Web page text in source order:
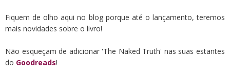
Fiquem de olho aqui no blog porque até o lançamento, teremos
mais novidades sobre o livro!
Não esqueçam de adicionar 'The Naked Truth' nas suas estantes
do Goodreads!